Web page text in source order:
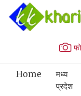
Home
मध्य
प्रदेश